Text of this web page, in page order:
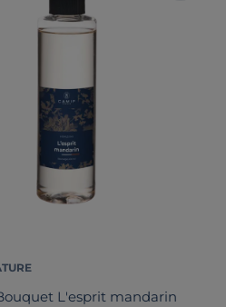
L'esprit mandarin